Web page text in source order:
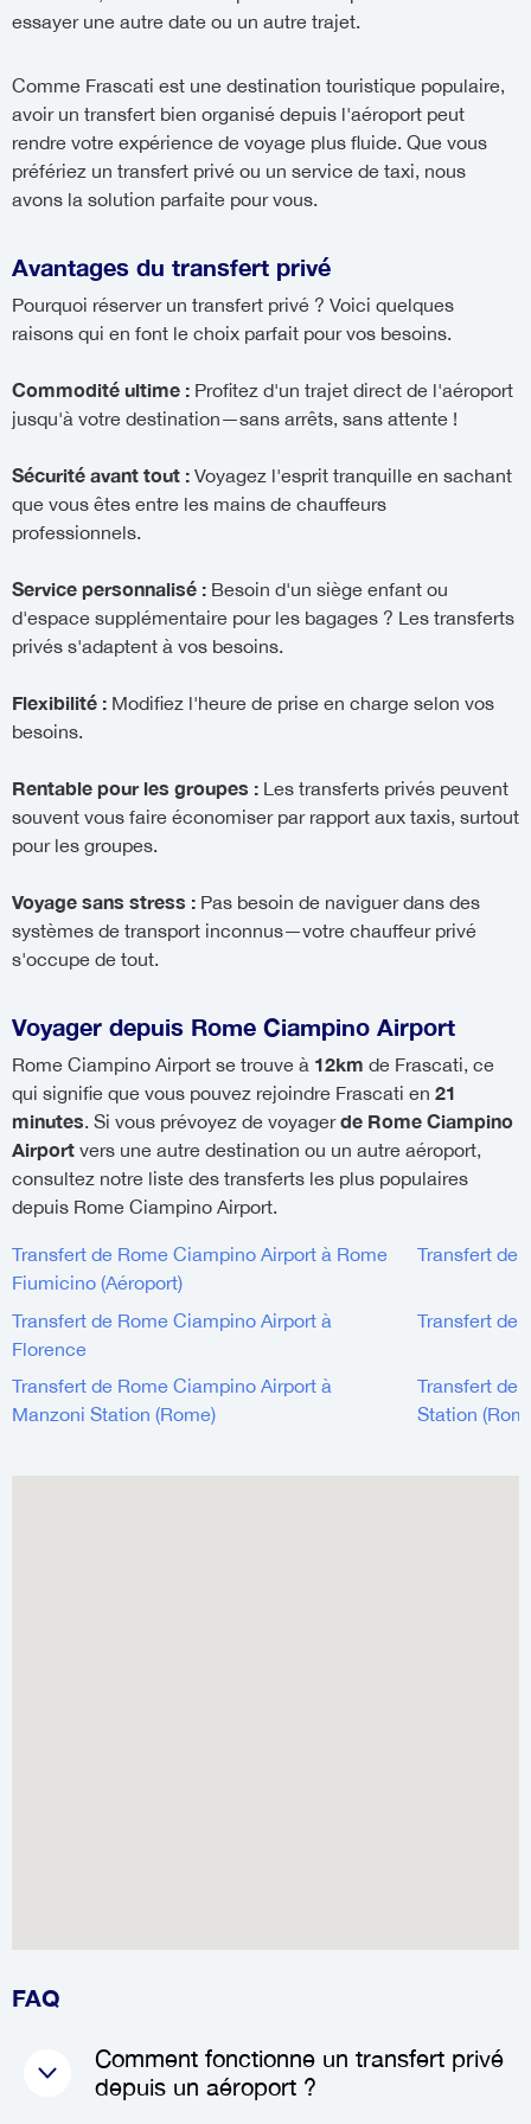
essayer une autre date ou un autre trajet.
Comme Frascati est une destination touristique populaire,
avoir un transfert bien organisé depuis l'aéroport peut
rendre votre expérience de voyage plus fluide. Que vous
préfériez un transfert privé ou un service de taxi, nous
avons la solution parfaite pour vous.
Avantages du transfert privé
Pourquoi réserver un transfert privé ? Voici quelques
raisons qui en font le choix parfait pour vos besoins.
Commodité ultime : Profitez d'un trajet direct de l'aéroport
jusqu'à votre destination—sans arrêts, sans attente !
Sécurité avant tout : Voyagez l'esprit tranquille en sachant
que vous êtes entre les mains de chauffeurs
professionnels.
Service personnalisé : Besoin d'un siège enfant ou
d'espace supplémentaire pour les bagages ? Les transferts
privés s'adaptent à vos besoins.
Flexibilité : Modifiez l'heure de prise en charge selon vos
besoins.
Rentable pour les groupes : Les transferts privés peuvent
souvent vous faire économiser par rapport aux taxis, surtout
pour les groupes.
Voyage sans stress : Pas besoin de naviguer dans des
systèmes de transport inconnus—votre chauffeur privé
s'occupe de tout.
Voyager depuis Rome Ciampino Airport
Rome Ciampino Airport se trouve à 12km de Frascati, ce
qui signifie que vous pouvez rejoindre Frascati en 21
minutes. Si vous prévoyez de voyagerde Rome Ciampino
Airport vers une autre destination ou un autre aéroport,
consultez notre liste des transferts les plus populaires
depuis Rome Ciampino Airport.
Transfert de Rome Ciampino Airport à Rome
Fiumicino (Aéroport)
Transfert de
Transfert de Rome Ciampino Airport à
Florence
Transfert de
Transfert de Rome Ciampino Airport à
Manzoni Station (Rome)
Transfert de
Station
FAQ
Comment fonctionne un transfert privé
depuis un aéroport ?